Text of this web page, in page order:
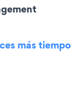
más tiempo